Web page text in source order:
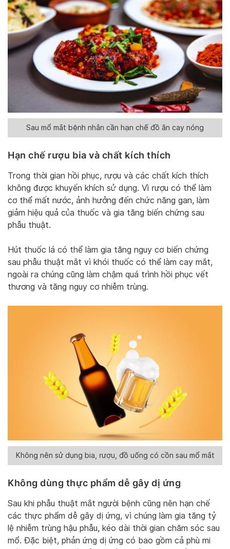
Sau mổ mắt bệnh nhân cần hạn chế đồ ăn cay nóng
Hạn chế rượu bia và chất kích thích
Trong thời gian hồi phục, rượu và các chất kích thích
không được khuyến khích sử dụng. Vì rượu có thể làm
cơ thể mất nước, ảnh hưởng đến chức năng gan, làm
giảm hiệu quả của thuốc và gia tăng biến chứng sau
phẫu thuật.
Hút thuốc lá có thể làm gia tăng nguy cơ biến chứng
sau phẫu thuật mắt vì khói thuốc có thể làm cay mắt,
ngoài ra chúng cũng làm chậm quá trình hồi phục vết
thương và tăng nguy cơ nhiễm trùng.
Không nên sử dụng bia, rượu, đồ uống có cồn sau mổ mắt
Không dùng thực phẩm dễ gây dị ứng
Sau khi phẫu thuật mắt người bệnh cũng nên hạn chế
các thực phẩm dễ gây dị ứng, vì chúng làm gia tăng tỷ
lệ nhiễm trùng hậu phẫu, kéo dài thời gian chăm sóc sau
mổ. Đặc biệt, phản ứng dị ứng có bao gồm cả phù mi